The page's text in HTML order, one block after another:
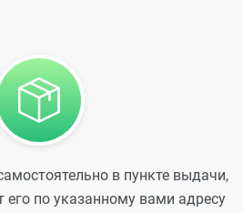
в пункте выдачи,
его по указанному вами адресу